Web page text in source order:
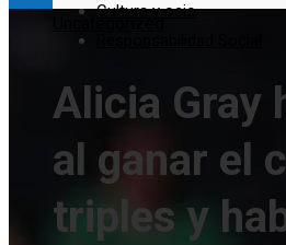
Cultura y ocio
Alicia Gray
al ganar el
triples y